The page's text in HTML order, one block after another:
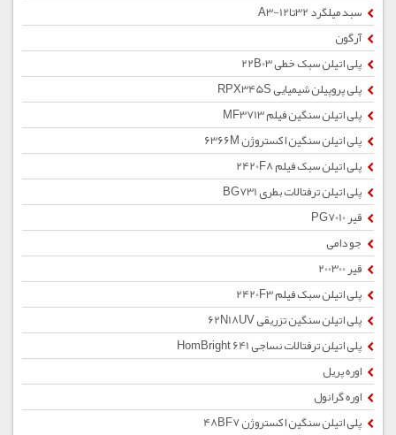
سبد میلگرد 32تا12-A3
آرگون
پلی اتیلن سبک خطی 22B03
پلی پروپیلن شیمیایی RPX345S
پلی اتیلن سنگین فیلم MF3713
پلی اتیلن سنگین اکستروژن 6366M
پلی اتیلن سبک فیلم 2420F8
پلی اتیلن ترفتالات بطری BG731
قیر PG7010
جو دامی
قیر 200300
پلی اتیلن سبک فیلم 2420F3
پلی اتیلن سنگین تزریقی 62N18UV
پلی اتیلن ترفتالات نساجی HomBright 641
اوره پریل
اوره گرانول
پلی اتیلن سنگین اکستروژن 48BF7